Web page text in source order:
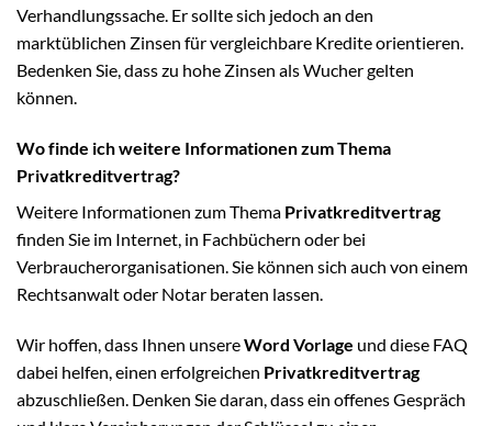
Verhandlungssache. Er sollte sich jedoch an den
marktüblichen Zinsen für vergleichbare Kredite orientieren.
Bedenken Sie, dass zu hohe Zinsen als Wucher gelten
können.
Wo finde ich weitere Informationen zum Thema
Privatkreditvertrag?
Weitere Informationen zum Thema Privatkreditvertrag
finden Sie im Internet, in Fachbüchern oder bei
Verbraucherorganisationen. Sie können sich auch von einem
Rechtsanwalt oder Notar beraten lassen.
Wir hoffen, dass Ihnen unsereWord Vorlage und diese FAQ
dabei helfen, einen erfolgreichen Privatkreditvertrag
abzuschließen. Denken Sie daran, dass ein offenes Gespräch